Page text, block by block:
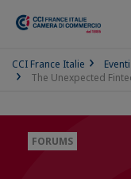
CCI France Italie Eventi
The Unexpected
FORUMS